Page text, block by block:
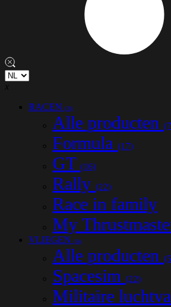
x
RACEN (78)
Alle producten
Formula (17)
GT (16)
Rally (22)
Race in family
My
VLIEGEN (54)
Alle producten
Spacesim (22)
Militaire